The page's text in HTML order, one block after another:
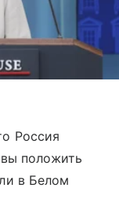
Россия
положить
в Белом